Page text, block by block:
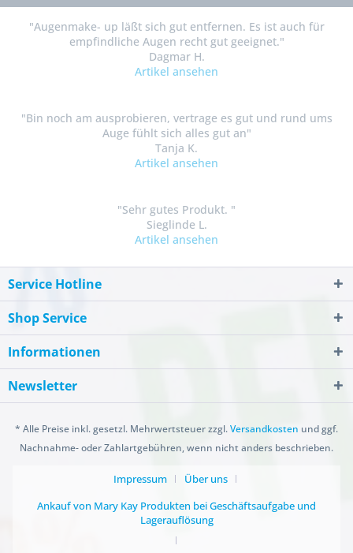
"Augenmake- up läßt sich gut entfernen. Es ist auch für
empfindliche Augen recht gut geeignet."
Dagmar H.
Artikel ansehen
"Bin noch am ausprobieren, vertrage es gut und rund ums
Auge fühlt sich alles gut an"
Tanja K.
Artikel ansehen
"Sehr gutes Produkt. "
Sieglinde L.
Artikel ansehen
Service Hotline
Shop Service
Informationen
Newsletter
* Alle Preise inkl. gesetzl. Mehrwertsteuer zzgl.Versandkosten und ggf.
Nachnahme- oder Zahlartgebühren, wenn nicht anders beschrieben.
Impressum
Über uns
Ankauf von Mary Kay Produkten bei Geschäftsaufgabe und
Lagerauflösung